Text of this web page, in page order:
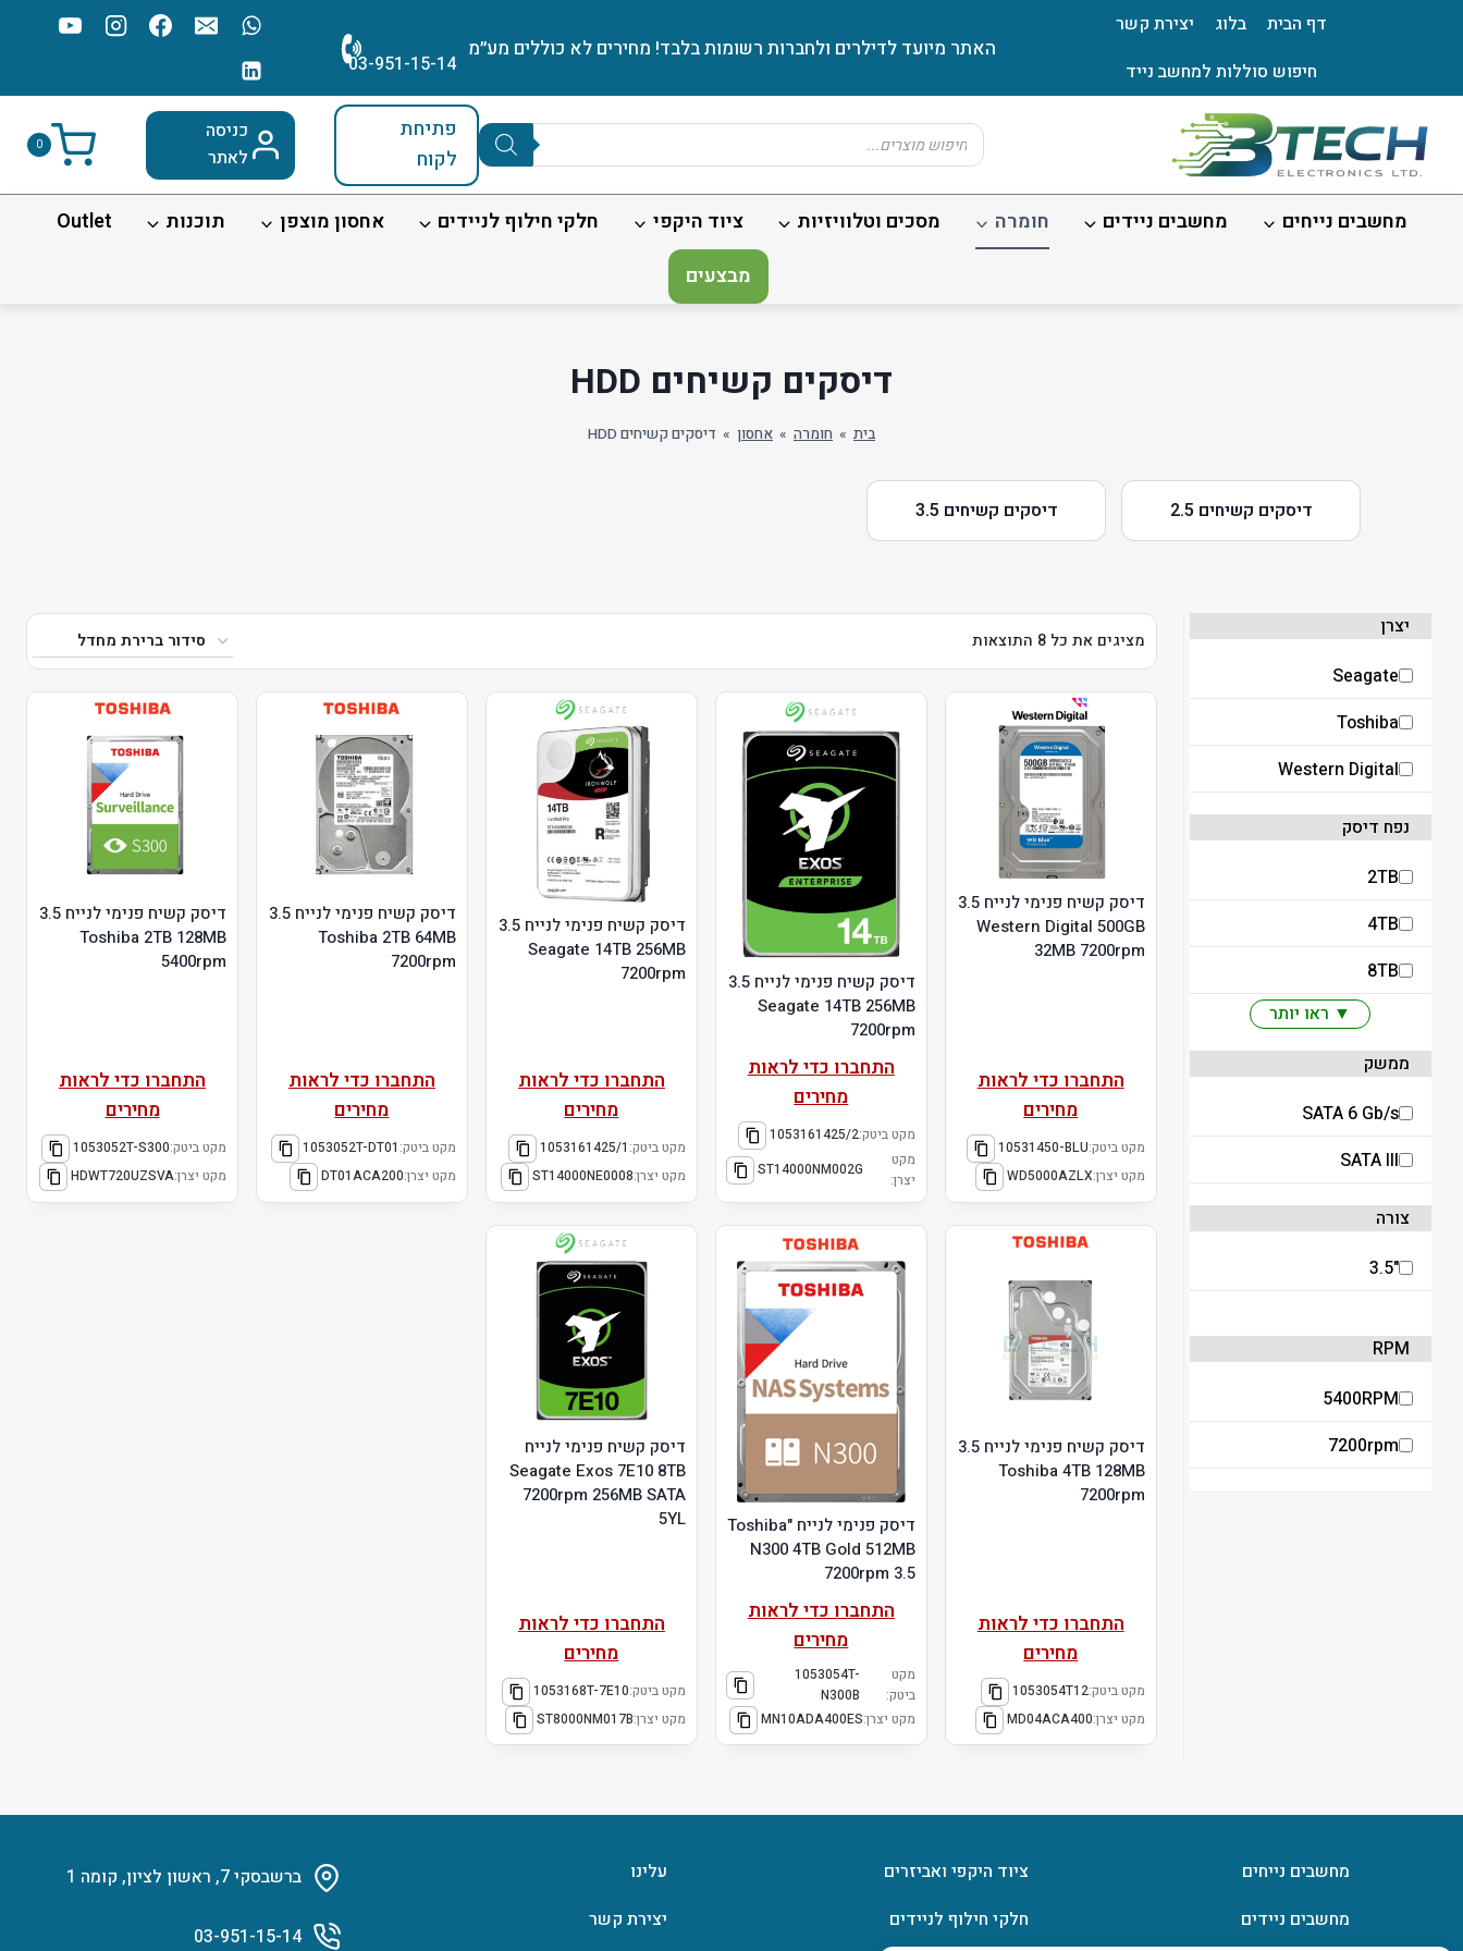
דף הבית בלוג
יצירת קשר
חיפוש סוללות למחשב נייד
האתר מיועד לדילרים ולחברות רשומות בלבד! מחירים לא כוללים מע׳׳מ
03-951-15-14
Products
search
פתיחת
לקוח
כניסה
לאתר
0
מחשבים נייחים מחשבים ניידים חומרה מסכים וטלוויזיות ציוד היקפי חלקי חילוף לניידים אחסון מוצפן תוכנות
Outlet
מבצעים
דיסקים קשיחים HDD
בית » חומרה » אחסון » דיסקים קשיחים HDD
דיסקים קשיחים 2.5 דיסקים קשיחים 3.5
מציגים את כל ⁦8⁩ התוצאות
דיסק קשיח פנימי לנייח 3.5
Western Digital 500GB
32MB 7200rpm
התחברו כדי לראות
מחירים
מקט ביטק:10531450-BLU
מקט יצרן:‎WD5000AZLX
דיסק קשיח פנימי לנייח 3.5
Seagate 14TB 256MB
7200rpm
התחברו כדי לראות
מחירים
מקט ביטק:1053161425/2
מקט
יצרן:
ST14000NM002G
דיסק קשיח פנימי לנייח 3.5
Seagate 14TB 256MB
7200rpm
התחברו כדי לראות
מחירים
מקט ביטק: 1053161425/1
מקט יצרן:ST14000NE0008
דיסק קשיח פנימי לנייח 3.5
Toshiba 2TB 64MB
7200rpm
התחברו כדי לראות
מחירים
מקט ביטק: 1053052T-DT01
מקט יצרן:DT01ACA200
דיסק קשיח פנימי לנייח 3.5
Toshiba 2TB 128MB
5400rpm
התחברו כדי לראות
מחירים
מקט ביטק:1053052T-S300
מקט יצרן:HDWT720UZSVA
דיסק קשיח פנימי לנייח 3.5
Toshiba 4TB 128MB
7200rpm
התחברו כדי לראות
מחירים
מקט ביטק:1053054T12
מקט יצרן:MD04ACA400
דיסק פנימי לנייח "Toshiba
N300 4TB Gold 512MB
7200rpm 3.5
התחברו כדי לראות
מחירים
מקט
ביטק:
1053054T-
N300B
מקט יצרן:MN10ADA400ES
דיסק קשיח פנימי לנייח
Seagate Exos 7E10 8TB
7200rpm 256MB SATA
5YL
התחברו כדי לראות
מחירים
מקט ביטק:1053168T-7E10
מקט יצרן:ST8000NM017B
יצרן
Seagate
Toshiba
Western Digital
נפח דיסק
2TB
4TB
8TB
▼ ראו יותר
ממשק
SATA 6 Gb/s
SATA III
צורה
"3.5
RPM
5400RPM
7200rpm
מחשבים נייחים
מחשבים ניידים
ציוד היקפי ואביזרים
חלקי חילוף לניידים
עלינו
יצירת קשר
ברשבסקי 7, ראשון לציון, קומה 1
03-951-15-14